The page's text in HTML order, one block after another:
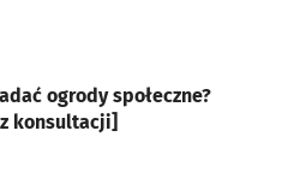
ogrody społeczne?
konsultacji]